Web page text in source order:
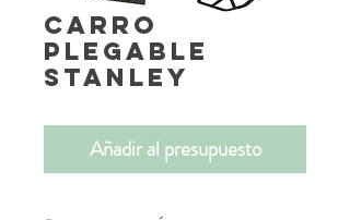
Carro
plegable
Stanley
Añadir al presupuesto